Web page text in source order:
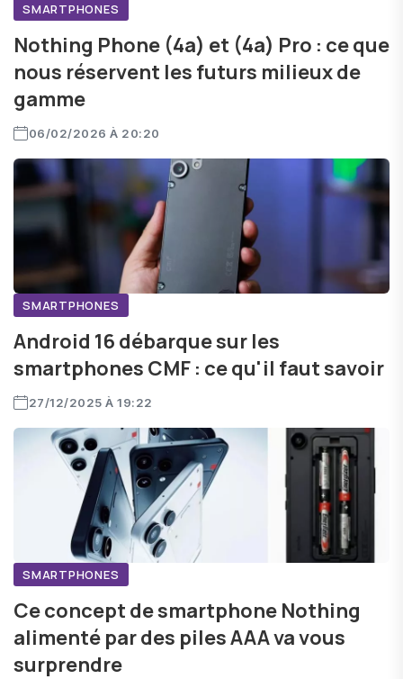
SMARTPHONES
Nothing Phone (4a) et (4a) Pro : ce que
nous réservent les futurs milieux de
gamme
06/02/2026 À 20:20
SMARTPHONES
Android 16 débarque sur les
smartphones CMF : ce qu'il faut savoir
27/12/2025 À 19:22
SMARTPHONES
Ce concept de smartphone Nothing
alimenté par des piles AAA va vous
surprendre